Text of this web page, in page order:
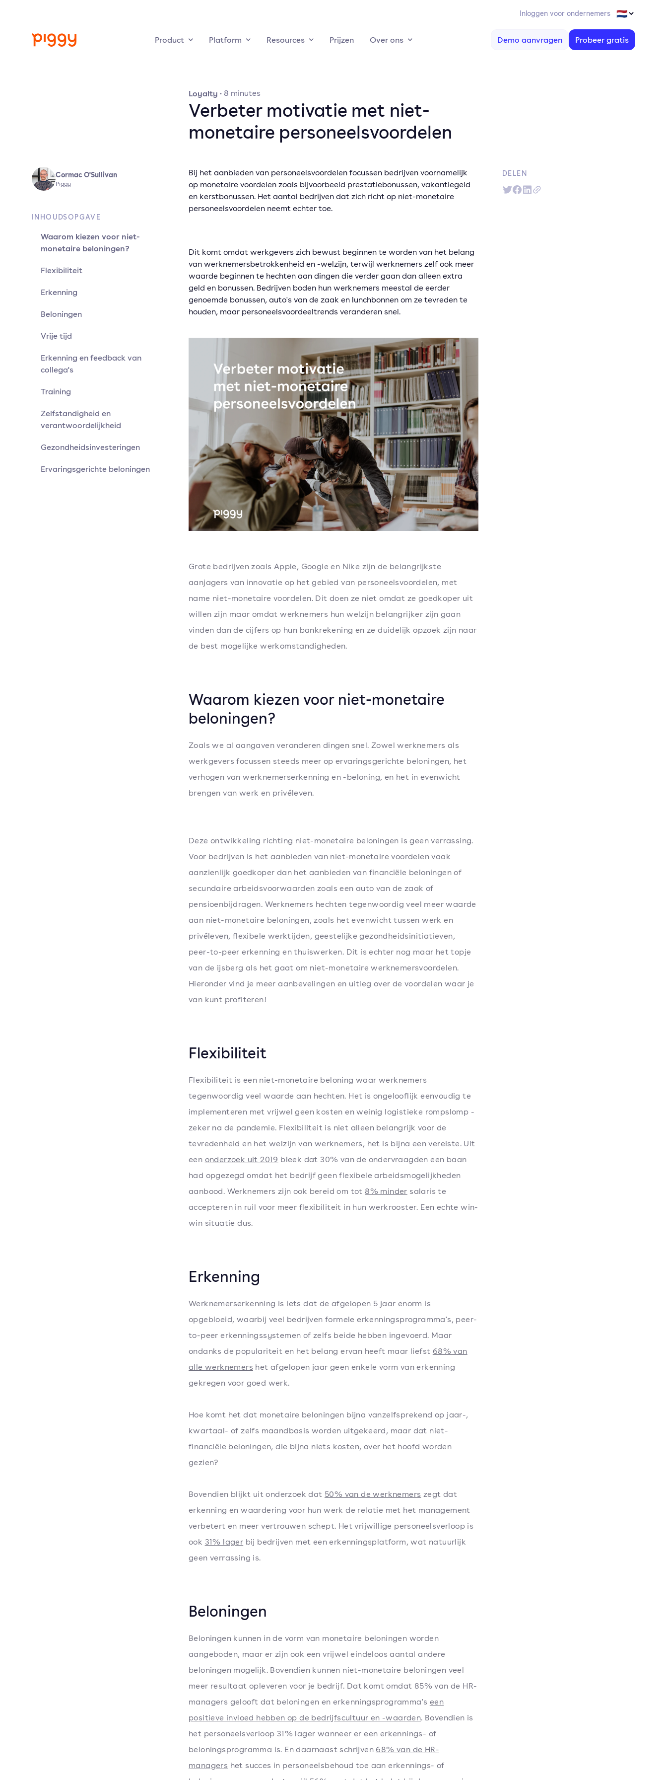
Inloggen voor ondernemers
Product Platform Resources Prijzen Over ons Demo aanvragen Probeer gratis
Loyalty · 8 minutes
Verbeter motivatie met niet-
monetaire personeelsvoordelen
Cormac O'Sullivan
Piggy
INHOUDSOPGAVE
Waarom kiezen voor niet-
monetaire beloningen?
Flexibiliteit
Erkenning
Beloningen
Vrije tijd
Erkenning en feedback van
collega's
Training
Zelfstandigheid en
verantwoordelijkheid
Gezondheidsinvesteringen
Ervaringsgerichte beloningen
Bij het aanbieden van personeelsvoordelen focussen bedrijven voornamelijk
op monetaire voordelen zoals bijvoorbeeld prestatiebonussen, vakantiegeld
en kerstbonussen. Het aantal bedrijven dat zich richt op niet-monetaire
personeelsvoordelen neemt echter toe.
Dit komt omdat werkgevers zich bewust beginnen te worden van het belang
van werknemersbetrokkenheid en -welzijn, terwijl werknemers zelf ook meer
waarde beginnen te hechten aan dingen die verder gaan dan alleen extra
geld en bonussen. Bedrijven boden hun werknemers meestal de eerder
genoemde bonussen, auto's van de zaak en lunchbonnen om ze tevreden te
houden, maar personeelsvoordeeltrends veranderen snel.
Grote bedrijven zoals Apple, Google en Nike zijn de belangrijkste
aanjagers van innovatie op het gebied van personeelsvoordelen, met
name niet-monetaire voordelen. Dit doen ze niet omdat ze goedkoper uit
willen zijn maar omdat werknemers hun welzijn belangrijker zijn gaan
vinden dan de cijfers op hun bankrekening en ze duidelijk opzoek zijn naar
de best mogelijke werkomstandigheden.
Waarom kiezen voor niet-monetaire
beloningen?
Zoals we al aangaven veranderen dingen snel. Zowel werknemers als
werkgevers focussen steeds meer op ervaringsgerichte beloningen, het
verhogen van werknemerserkenning en -beloning, en het in evenwicht
brengen van werk en privéleven.
Deze ontwikkeling richting niet-monetaire beloningen is geen verrassing.
Voor bedrijven is het aanbieden van niet-monetaire voordelen vaak
aanzienlijk goedkoper dan het aanbieden van financiële beloningen of
secundaire arbeidsvoorwaarden zoals een auto van de zaak of
pensioenbijdragen. Werknemers hechten tegenwoordig veel meer waarde
aan niet-monetaire beloningen, zoals het evenwicht tussen werk en
privéleven, flexibele werktijden, geestelijke gezondheidsinitiatieven,
peer-to-peer erkenning en thuiswerken. Dit is echter nog maar het topje
van de ijsberg als het gaat om niet-monetaire werknemersvoordelen.
Hieronder vind je meer aanbevelingen en uitleg over de voordelen waar je
van kunt profiteren!
Flexibiliteit
Flexibiliteit is een niet-monetaire beloning waar werknemers
tegenwoordig veel waarde aan hechten. Het is ongelooflijk eenvoudig te
implementeren met vrijwel geen kosten en weinig logistieke rompslomp -
zeker na de pandemie. Flexibiliteit is niet alleen belangrijk voor de
tevredenheid en het welzijn van werknemers, het is bijna een vereiste. Uit
een onderzoek uit 2019 bleek dat 30% van de ondervraagden een baan
had opgezegd omdat het bedrijf geen flexibele arbeidsmogelijkheden
aanbood. Werknemers zijn ook bereid om tot 8% minder salaris te
accepteren in ruil voor meer flexibiliteit in hun werkrooster. Een echte win-
win situatie dus.
Erkenning
Werknemerserkenning is iets dat de afgelopen 5 jaar enorm is
opgebloeid, waarbij veel bedrijven formele erkenningsprogramma's, peer-
to-peer erkenningssystemen of zelfs beide hebben ingevoerd. Maar
ondanks de populariteit en het belang ervan heeft maar liefst 68% van
alle werknemers het afgelopen jaar geen enkele vorm van erkenning
gekregen voor goed werk.
Hoe komt het dat monetaire beloningen bijna vanzelfsprekend op jaar-,
kwartaal- of zelfs maandbasis worden uitgekeerd, maar dat niet-
financiële beloningen, die bijna niets kosten, over het hoofd worden
gezien?
Bovendien blijkt uit onderzoek dat 50% van de werknemers zegt dat
erkenning en waardering voor hun werk de relatie met het management
verbetert en meer vertrouwen schept. Het vrijwillige personeelsverloop is
ook 31% lager bij bedrijven met een erkenningsplatform, wat natuurlijk
geen verrassing is.
Beloningen
Beloningen kunnen in de vorm van monetaire beloningen worden
aangeboden, maar er zijn ook een vrijwel eindeloos aantal andere
beloningen mogelijk. Bovendien kunnen niet-monetaire beloningen veel
meer resultaat opleveren voor je bedrijf. Dat komt omdat 85% van de HR-
managers gelooft dat beloningen en erkenningsprogramma's een
positieve invloed hebben op de bedrijfscultuur en -waarden. Bovendien is
het personeelsverloop 31% lager wanneer er een erkennings- of
beloningsprogramma is. En daarnaast schrijven 68% van de HR-
managers het succes in personeelsbehoud toe aan erkennings- of
DELEN